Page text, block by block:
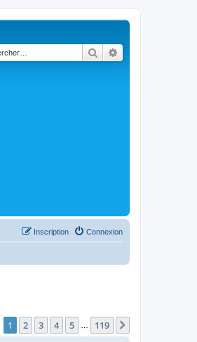
Rechercher
Connexion
Inscription
Page sur119
1 2 3 4 5 119